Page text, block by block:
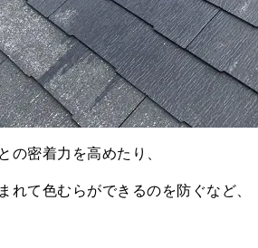
の密着力を高めたり、
れて色むらができるのを防ぐなど、